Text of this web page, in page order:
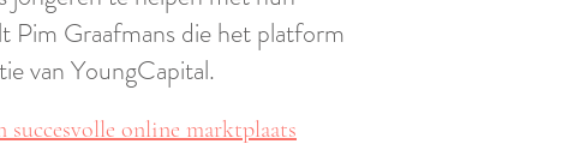
Pim Graafmans die het platform
van YoungCapital.
succesvolle online marktplaats